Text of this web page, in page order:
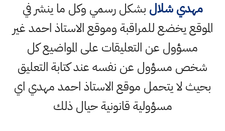
مهدي شلال بشكل رسمي وكل ما ينشر في
الموقع يخضع للمراقبة وموقع الاستاذ احمد غير
مسؤول عن التعليقات على المواضيع كل
شخص مسؤول عن نفسه عند كتابة التعليق
بحيث لا يتحمل موقع الاستاذ احمد مهدي اي
مسؤولية قانونية حيال ذلك